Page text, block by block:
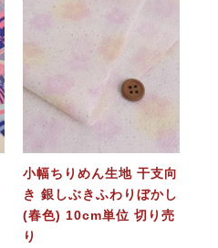
小幅ちりめん生地 干支向
き 銀しぶきふわりぼかし
(春色) 10cm単位 切り売
り